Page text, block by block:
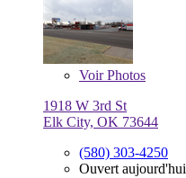
VoirPhotos
1918 W 3rd St
Elk City, OK 73644
(580) 303-4250
Ouvert aujourd'hui